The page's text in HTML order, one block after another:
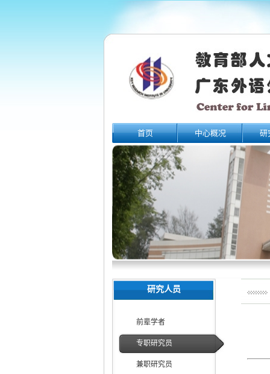
首页 中心概况 研
研究人员
前辈学者
专职研究员
兼职研究员